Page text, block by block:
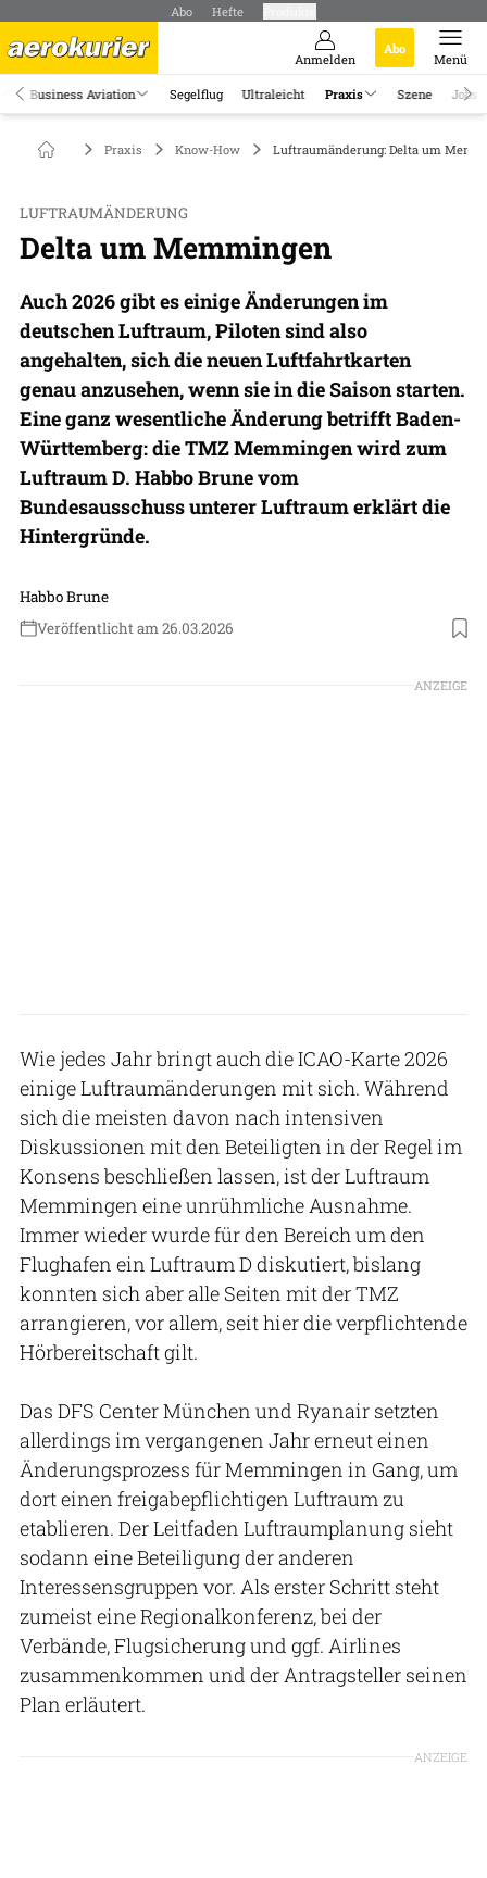
Abo Hefte
Anmelden
Abo
Menü
Business Aviation Segelflug Ultraleicht Praxis Szene Jobs
Praxis Know-How Luftraumänderung: Delta um
LUFTRAUMÄNDERUNG
Delta um Memmingen
Auch 2026 gibt es einige Änderungen im
deutschen Luftraum, Piloten sind also
angehalten, sich die neuen Luftfahrtkarten
genau anzusehen, wenn sie in die Saison starten.
Eine ganz wesentliche Änderung betrifft Baden-
Württemberg: die TMZ Memmingen wird zum
Luftraum D. Habbo Brune vom
Bundesausschuss unterer Luftraum erklärt die
Hintergründe.
Habbo Brune
Veröffentlicht am 26.03.2026
Foto: Eisenschmidt
ANZEIGE
Wie jedes Jahr bringt auch die ICAO-Karte 2026
einige Luftraumänderungen mit sich. Während
sich die meisten davon nach intensiven
Diskussionen mit den Beteiligten in der Regel im
Konsens beschließen lassen, ist der Luftraum
Memmingen eine unrühmliche Ausnahme.
Immer wieder wurde für den Bereich um den
Flughafen ein Luftraum D diskutiert, bislang
konnten sich aber alle Seiten mit der TMZ
arrangieren, vor allem, seit hier die verpflichtende
Hörbereitschaft gilt.
Das DFS Center München und Ryanair setzten
allerdings im vergangenen Jahr erneut einen
Änderungsprozess für Memmingen in Gang, um
dort einen freigabepflichtigen Luftraum zu
etablieren. Der Leitfaden Luftraumplanung sieht
sodann eine Beteiligung der anderen
Interessensgruppen vor. Als erster Schritt steht
zumeist eine Regionalkonferenz, bei der
Verbände, Flugsicherung und ggf. Airlines
zusammenkommen und der Antragsteller seinen
Plan erläutert.
ANZEIGE